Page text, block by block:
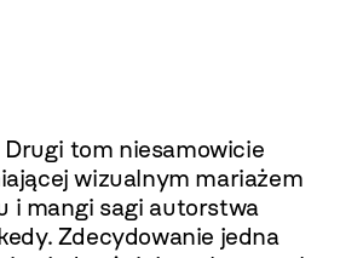
Drugi tom niesamowicie
wizualnym mariażem
i mangi sagi autorstwa
Zdecydowanie jedna